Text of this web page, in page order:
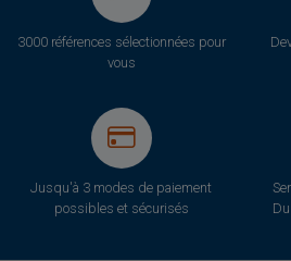
3000 références sélectionnées pour
vous
Jusqu'à 3 modes de paiement
possibles et sécurisés